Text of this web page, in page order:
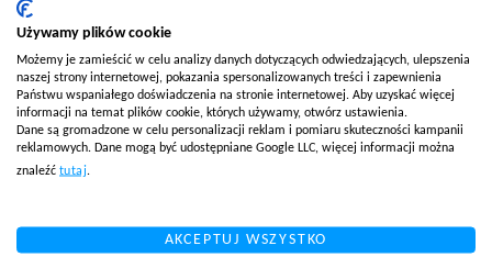
Customer Care w E-
commerce
CZYTAJ WIĘCEJ
Sparing o tym, co jest
Używamy plików cookie
Możemy je zamieścić w celu analizy danych dotyczących odwiedzających, ulepszenia
naszej strony internetowej, pokazania spersonalizowanych treści i zapewnienia
Państwu wspaniałego doświadczenia na stronie internetowej. Aby uzyskać więcej
informacji na temat plików cookie, których używamy, otwórz ustawienia.
Dane są gromadzone w celu personalizacji reklam i pomiaru skuteczności kampanii
reklamowych. Dane mogą być udostępniane Google LLC, więcej informacji można
znaleźć tutaj.
AKCEPTUJ WSZYSTKO